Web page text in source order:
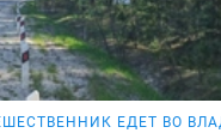
ЕДЕТ ВО